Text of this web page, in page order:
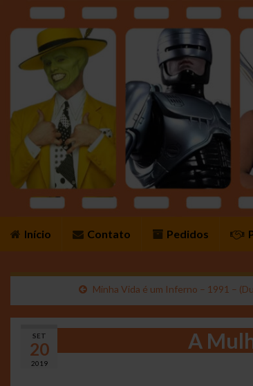
Início Contato Pedidos
Minha Vida é um Inferno – 1991 –
SET
20
2019
A